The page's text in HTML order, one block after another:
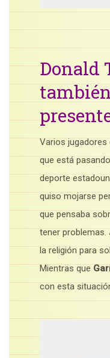
Donald
Varios
que está
deporte
quiso mojarse
que pensaba
tener
la religión para
Mientras que
con esta